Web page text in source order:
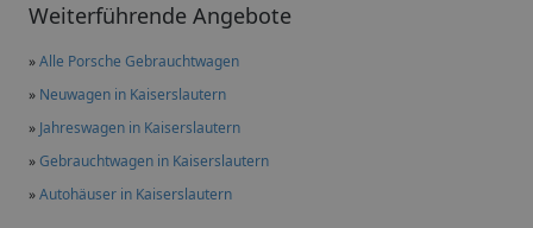
Weiterführende Angebote
»Alle Porsche Gebrauchtwagen
» Neuwagen in Kaiserslautern
» Jahreswagen in Kaiserslautern
»Gebrauchtwagen in Kaiserslautern
»Autohäuser in Kaiserslautern